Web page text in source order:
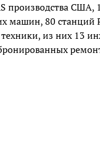
производства
машин, 80
из них 13